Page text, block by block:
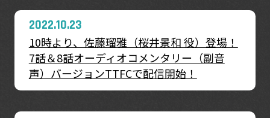
2022.10.23
10時より、佐藤瑠雅（桜井景和 役）登場！
7話＆8話オーディオコメンタリー（副音
声）バージョンTTFCで配信開始！